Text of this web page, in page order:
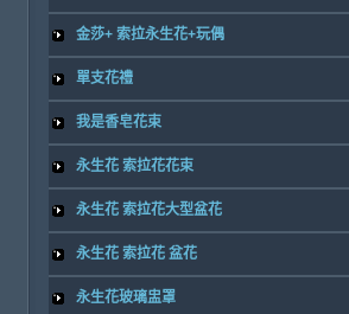
金莎+ 索拉永生花+玩偶
單支花禮
我是香皂花束
永生花 索拉花花束
永生花 索拉花大型盆花
永生花 索拉花 盆花
永生花玻璃盅罩